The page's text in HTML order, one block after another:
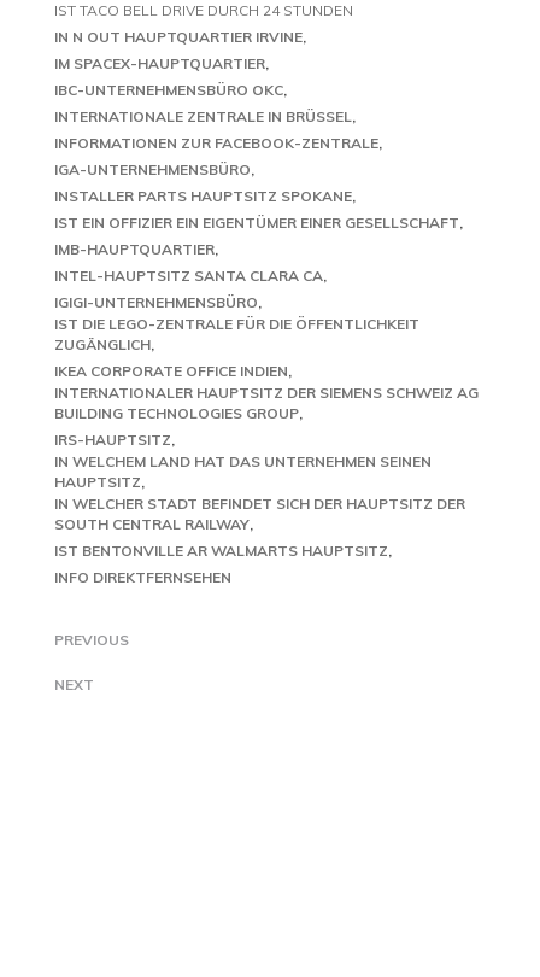
IST TACO BELL DRIVE DURCH 24 STUNDEN
IN N OUT HAUPTQUARTIER IRVINE
IM SPACEX-HAUPTQUARTIER
IBC-UNTERNEHMENSBÜRO OKC
INTERNATIONALE ZENTRALE IN BRÜSSEL
INFORMATIONEN ZUR FACEBOOK-ZENTRALE
IGA-UNTERNEHMENSBÜRO
INSTALLER PARTS HAUPTSITZ SPOKANE
IST EIN OFFIZIER EIN EIGENTÜMER EINER GESELLSCHAFT
IMB-HAUPTQUARTIER
INTEL-HAUPTSITZ SANTA CLARA CA
IGIGI-UNTERNEHMENSBÜRO
IST DIE LEGO-ZENTRALE FÜR DIE ÖFFENTLICHKEIT
ZUGÄNGLICH
IKEA CORPORATE OFFICE INDIEN
INTERNATIONALER HAUPTSITZ DER SIEMENS SCHWEIZ AG
BUILDING TECHNOLOGIES GROUP
IRS-HAUPTSITZ
IN WELCHEM LAND HAT DAS UNTERNEHMEN SEINEN
HAUPTSITZ
IN WELCHER STADT BEFINDET SICH DER HAUPTSITZ DER
SOUTH CENTRAL RAILWAY
IST BENTONVILLE AR WALMARTS HAUPTSITZ
INFO DIREKTFERNSEHEN
PREVIOUS
NEXT